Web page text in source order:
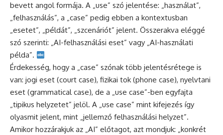
bevett angol formája. A „use” szó jelentése: „használat”,
„felhasználás”, a „case” pedig ebben a kontextusban
„esetet”, „példát”, „szcenáriót” jelent. Összerakva eléggé
szó szerinti: „AI-felhasználási eset” vagy „AI-használati
példa”.
Érdekesség, hogy a „case” szónak több jelentésrétege is
van: jogi eset (court case), fizikai tok (phone case), nyelvtani
eset (grammatical case), de a „use case”-ben egyfajta
„tipikus helyzetet” jelöl. A „use case” mint kifejezés így
olyasmit jelent, mint „jellemző felhasználási helyzet”.
Amikor hozzárakjuk az „AI” előtagot, azt mondjuk: „konkrét